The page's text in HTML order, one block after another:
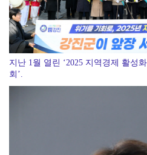
지난 1월 열린 ‘2025 지역경제 활성
회’.